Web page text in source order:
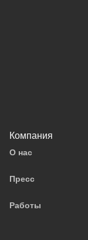
Компания
О нас
Пресс
Работы